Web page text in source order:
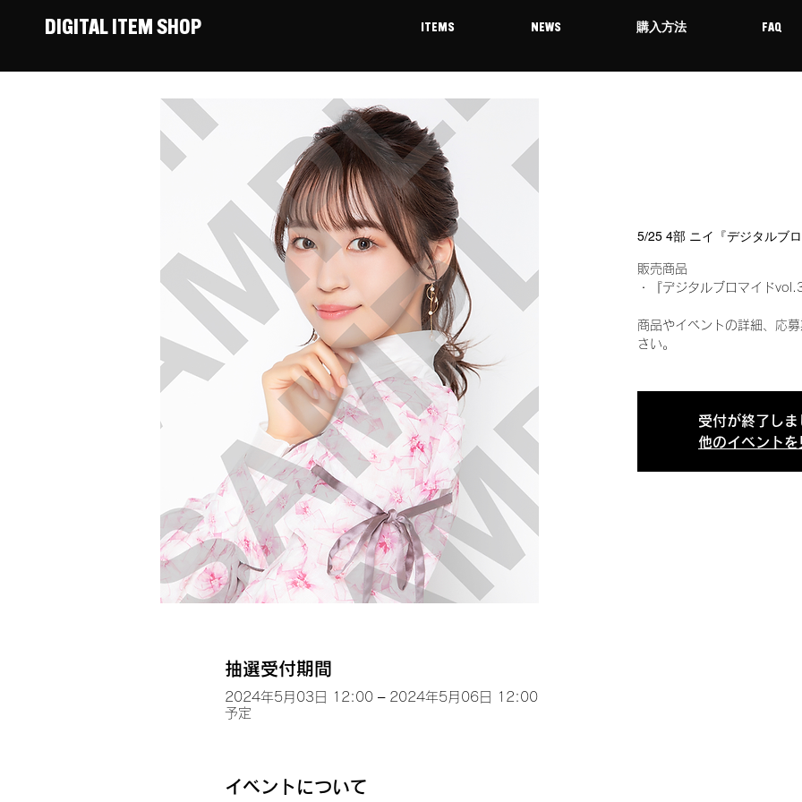
DIGITAL ITEM SHOP ITEMS NEWS 購入方法 FAQ
5/25 4部 ニイ『デジタルブ
販売商品
・『デジタルブロマイド
商品やイベントの詳細、応
さい。
受付が終了しま
他のイベントを
抽選受付期間
2024年5月03日 12:00 – 2024年5月06日 12:00
予定
イベントについて